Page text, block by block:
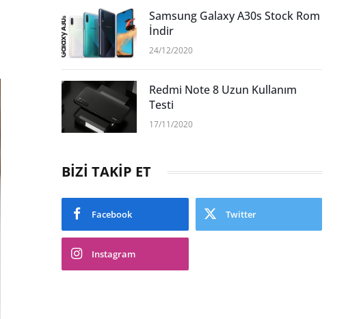
Samsung Galaxy A30s Stock Rom
İndir
24/12/2020
Redmi Note 8 Uzun Kullanım
Testi
17/11/2020
BİZİ TAKİP ET
Facebook Twitter
Instagram